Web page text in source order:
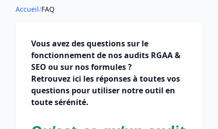
Accueil/FAQ
Vous avez des questions sur le
fonctionnement de nos audits RGAA &
SEO ou sur nos formules ?
Retrouvez ici les réponses à toutes vos
questions pour utiliser notre outil en
toute sérénité.